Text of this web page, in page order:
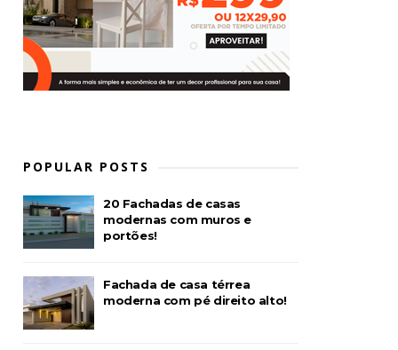
POPULAR POSTS
20 Fachadas de casas
modernas com muros e
portões!
Fachada de casa térrea
moderna com pé direito alto!